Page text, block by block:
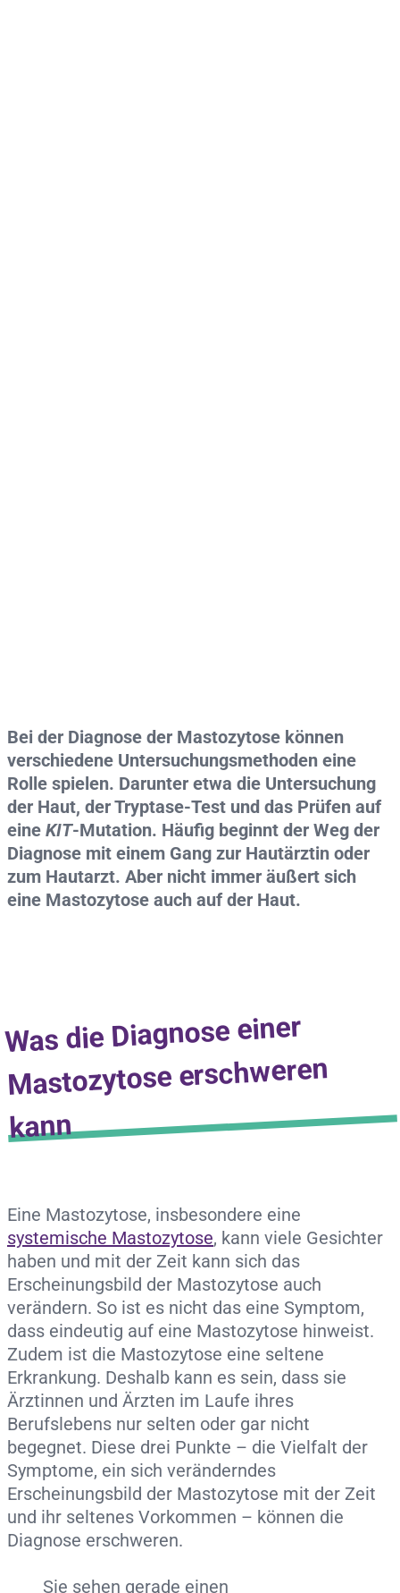
Bei der Diagnose der Mastozytose können
verschiedene Untersuchungsmethoden eine
Rolle spielen. Darunter etwa die Untersuchung
der Haut, der Tryptase-Test und das Prüfen auf
eine KIT-Mutation. Häufig beginnt der Weg der
Diagnose mit einem Gang zur Hautärztin oder
zum Hautarzt. Aber nicht immer äußert sich
eine Mastozytose auch auf der Haut.
Was die Diagnose einer
Mastozytose erschweren
kann
Eine Mastozytose, insbesondere eine
systemische Mastozytose, kann viele Gesichter
haben und mit der Zeit kann sich das
Erscheinungsbild der Mastozytose auch
verändern. So ist es nicht das eine Symptom,
dass eindeutig auf eine Mastozytose hinweist.
Zudem ist die Mastozytose eine seltene
Erkrankung. Deshalb kann es sein, dass sie
Ärztinnen und Ärzten im Laufe ihres
Berufslebens nur selten oder gar nicht
begegnet. Diese drei Punkte – die Vielfalt der
Symptome, ein sich veränderndes
Erscheinungsbild der Mastozytose mit der Zeit
und ihr seltenes Vorkommen – können die
Diagnose erschweren.
Sie sehen gerade einen